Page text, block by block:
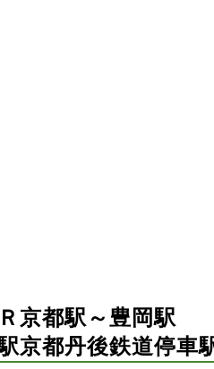
京都駅～豊岡駅
京都丹後鉄道停車